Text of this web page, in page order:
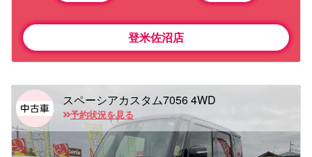
登米佐沼店
スペーシアカスタム7056 4WD
予約状況を見る